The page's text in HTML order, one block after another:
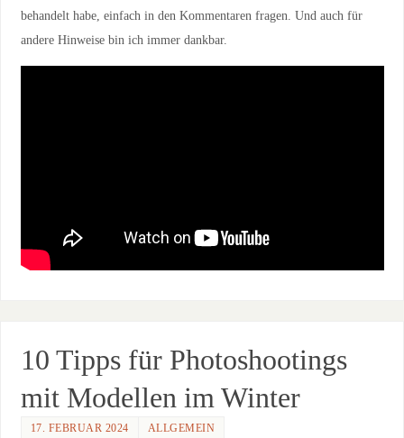
behandelt habe, einfach in den Kommentaren fragen. Und auch für
andere Hinweise bin ich immer dankbar.
10 Tipps für Photoshootings
mit Modellen im Winter
17. FEBRUAR 2024 ALLGEMEIN